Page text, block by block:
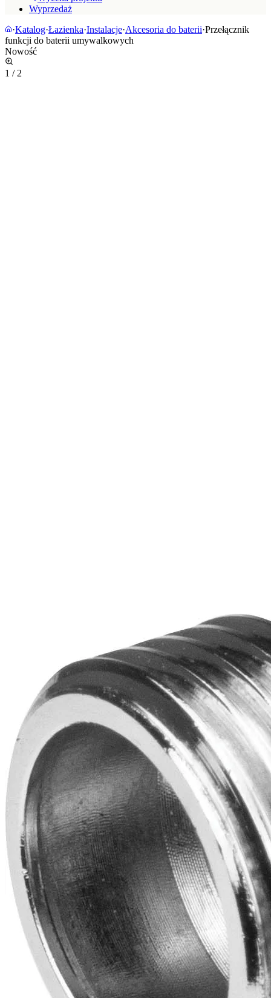
Wyprzedaż
·Katalog·Łazienka·Instalacje·Akcesoria do baterii·Przełącznik
funkcji do baterii umywalkowych
Nowość
1 / 2